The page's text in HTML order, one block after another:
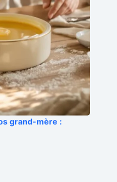
grand-mère :